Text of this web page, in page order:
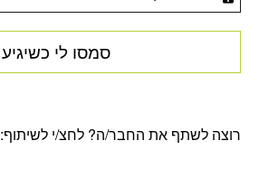
סמסו לי כשיגיע
רוצה לשתף את החבר/ה? לחצ/י לשיתוף: